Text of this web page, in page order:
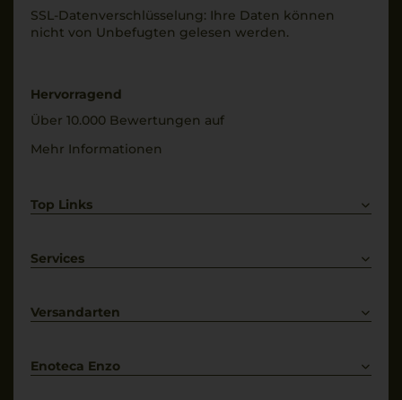
SSL-Daten­verschlüs­selung: Ihre Daten können
nicht von Unbe­fugten gelesen werden.
Hervorragend
Über 10.000 Bewertungen auf
Mehr Informationen
Top Links
Weißwein
Services
Kontakt
Versandarten
Enoteca Enzo